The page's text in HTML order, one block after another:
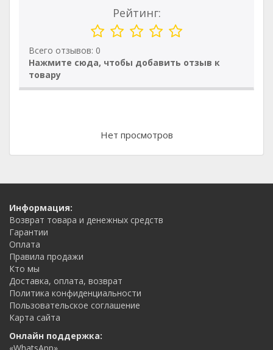
Рейтинг:
Всего отзывов: 0
Нажмите сюда, чтобы добавить отзыв к
товару
Нет просмотров
Информация:
Возврат товара и денежных средств
Гарантии
Оплата
Правила продажи
Кто мы
Доставка, оплата, возврат
Политика конфиденциальности
Пользовательское соглашение
Карта сайта
Онлайн поддержка: